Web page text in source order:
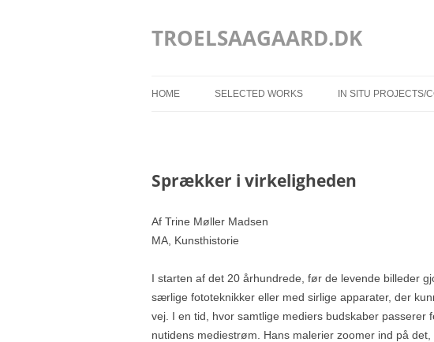
TROELSAAGAARD.DK
HOME SELECTED WORKS
SELECTED WORKS 2012 – 2004
IN SITU PROJECTS/
Sprækker i virkeligheden
Af Trine Møller Madsen
MA, Kunsthistorie
I starten af det 20 århundrede, før de levende billeder
særlige fototeknikker eller med sirlige apparater, der
vej. I en tid, hvor samtlige mediers budskaber
nutidens mediestrøm. Hans malerier zoomer ind på